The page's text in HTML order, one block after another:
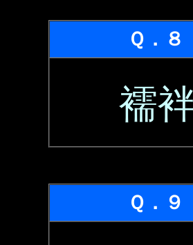
Ｑ．８
襦
Ｑ．９